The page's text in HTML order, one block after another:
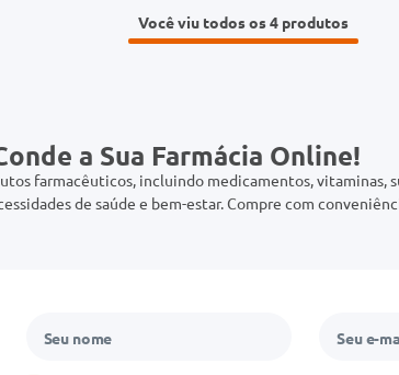
Você viu todos os 4
a Sua Farmácia Online!
farmacêuticos, incluindo medicamentos, vitaminas,
de saúde e bem-estar. Compre com